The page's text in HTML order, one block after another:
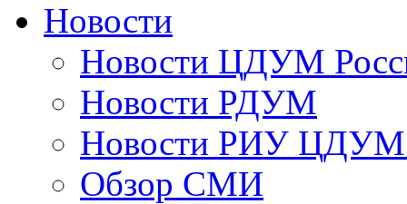
Новости
Новости ЦДУМ
Новости РДУМ
Новости РИУ ЦДУМ
Обзор СМИ